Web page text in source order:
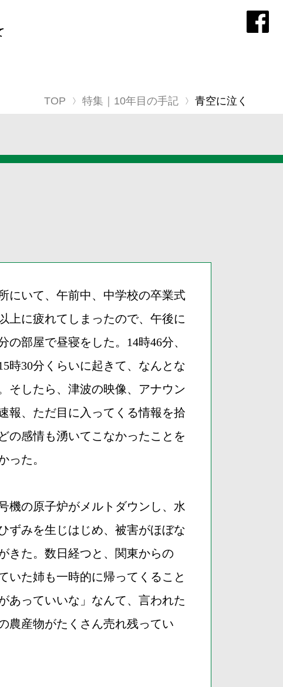
TOP 特集｜10年目の手記 青空に泣く
にいて、午前中、中学校の卒業式
上に疲れてしまったので、午後に
部屋で昼寝をした。14時46分、
時30分くらいに起きて、なんとな
そしたら、津波の映像、アナウン
報、ただ目に入ってくる情報を拾
の感情も湧いてこなかったことを
った。
機の原子炉がメルトダウンし、水
ずみを生じはじめ、被害がほぼな
きた。数日経つと、関東からの
いた姉も一時的に帰ってくること
あっていいな」なんて、言われた
農産物がたくさん売れ残ってい